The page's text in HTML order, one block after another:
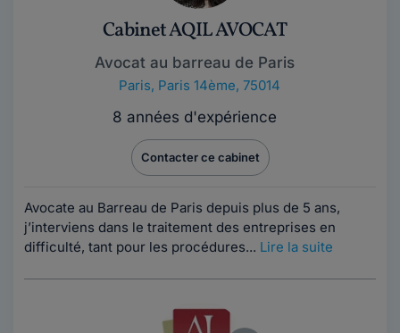
Cabinet AQIL AVOCAT
Avocat au barreau de Paris
Paris, Paris 14ème, 75014
8 années d'expérience
Contacter ce cabinet
Avocate au Barreau de Paris depuis plus de 5 ans,
j’interviens dans le traitement des entreprises en
difficulté, tant pour les procédures... Lire la suite